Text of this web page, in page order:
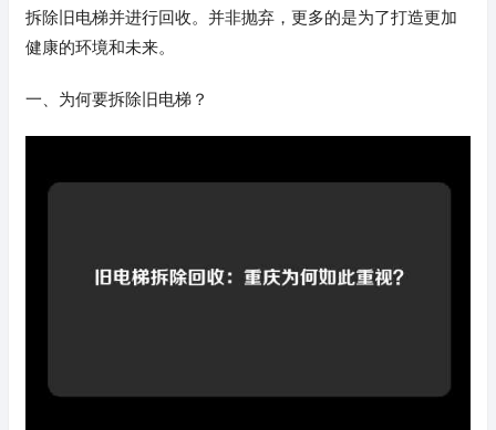
拆除旧电梯并进行回收。并非抛弃，更多的是为了打造更加
健康的环境和未来。
一、为何要拆除旧电梯？